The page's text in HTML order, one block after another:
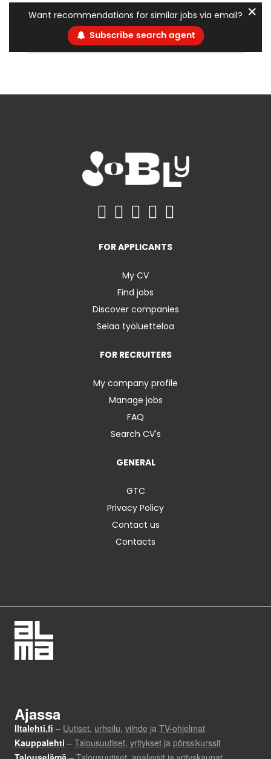
Want recommendations for similar jobs via email?
Subscribe search agent
✕
FOR APPLICANTS
My CV
Find jobs
Discover companies
Selaa työluetteloa
FOR RECRUITERS
My company profile
Manage jobs
FAQ
Search CV's
GENERAL
GTC
Privacy Policy
Contact us
Contacts